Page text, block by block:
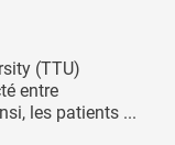
(TTU)
entre
les patients ...